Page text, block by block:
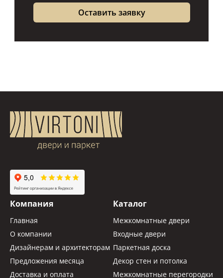
Компания
Главная
О компании
Дизайнерам и архитекторам
Предложения месяца
Доставка и оплата
Каталог
Межкомнатные двери
Входные двери
Паркетная доска
Декор стен и потолка
Межкомнатные перегородки